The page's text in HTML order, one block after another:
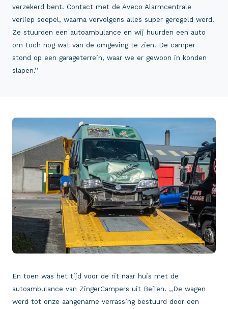
verzekerd bent. Contact met de Aveco Alarmcentrale
verliep soepel, waarna vervolgens alles super geregeld werd.
Ze stuurden een autoambulance en wij huurden een auto
om toch nog wat van de omgeving te zien. De camper
stond op een garageterrein, waar we er gewoon in konden
slapen.’’
En toen was het tijd voor de rit naar huis met de
autoambulance van ZingerCampers uit Beilen. ,,De wagen
werd tot onze aangename verrassing bestuurd door een